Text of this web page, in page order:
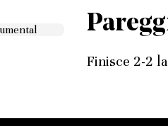
Finisce 2-2